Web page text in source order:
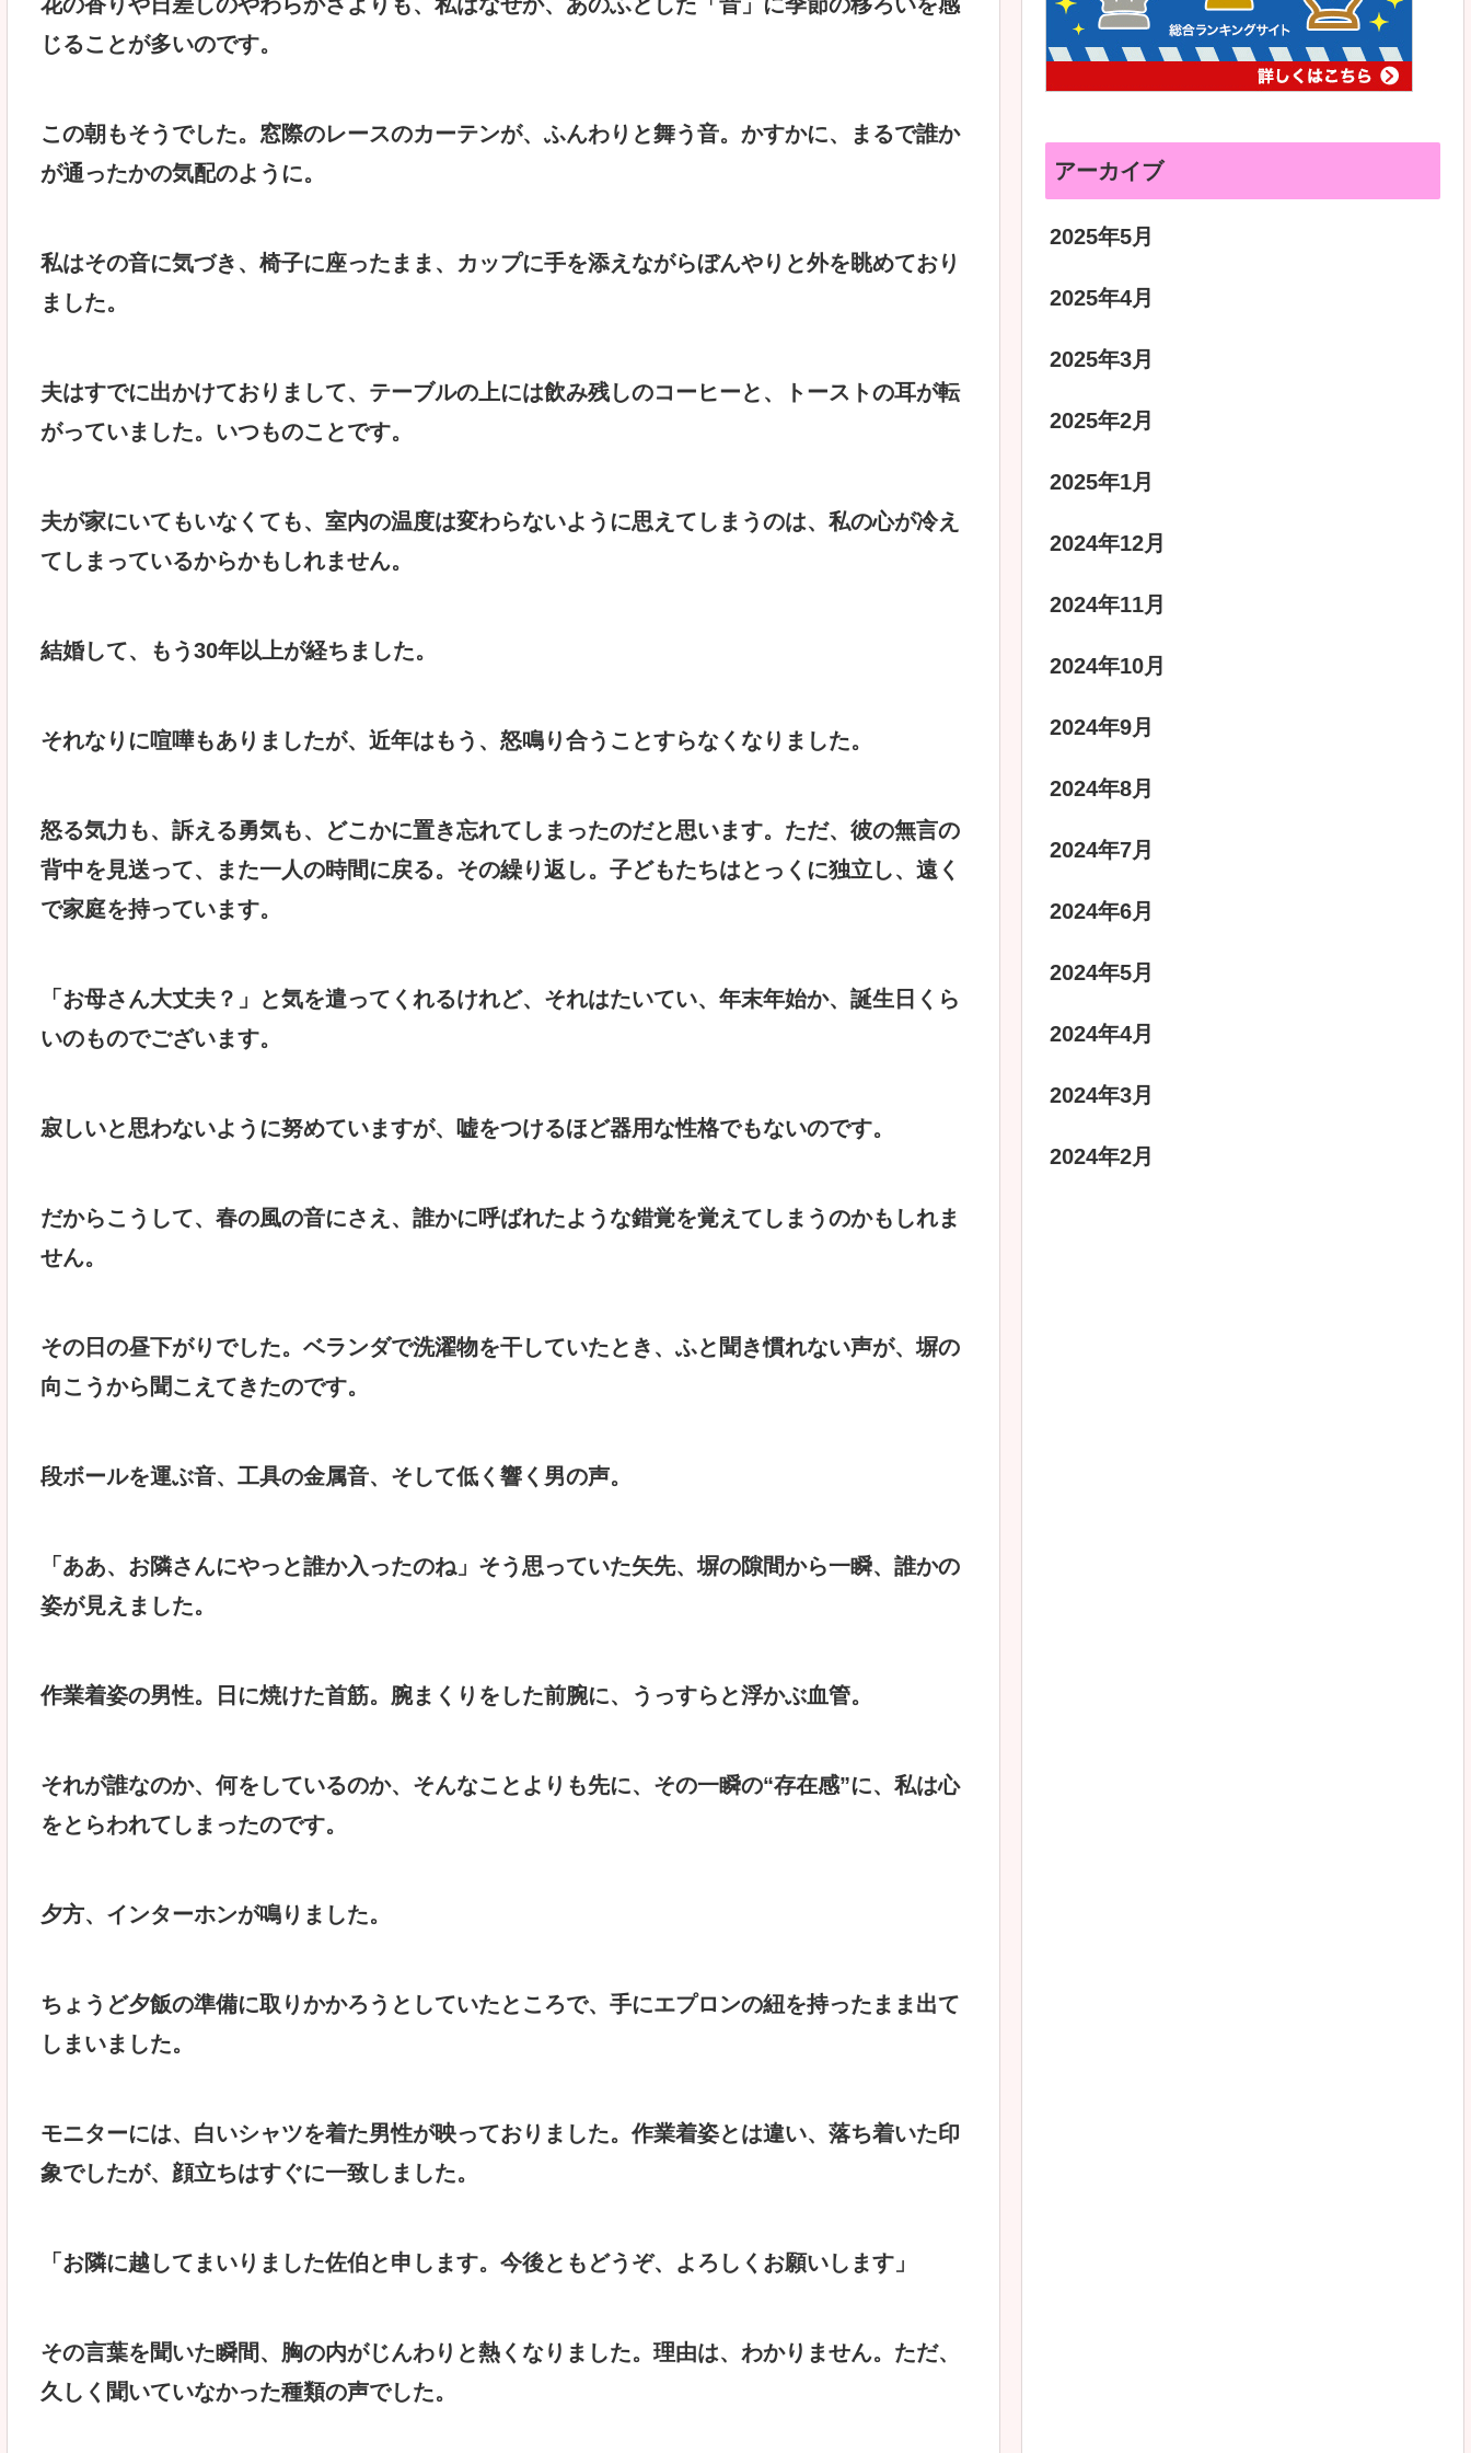
じることが多いのです。
この朝もそうでした。窓際のレースのカーテンが、ふんわりと舞う音。かすかに、まるで誰か
が通ったかの気配のように。
私はその音に気づき、椅子に座ったまま、カップに手を添えながらぼんやりと外を眺めており
ました。
夫はすでに出かけておりまして、テーブルの上には飲み残しのコーヒーと、トーストの耳が転
がっていました。いつものことです。
夫が家にいてもいなくても、室内の温度は変わらないように思えてしまうのは、私の心が冷え
てしまっているからかもしれません。
結婚して、もう30年以上が経ちました。
それなりに喧嘩もありましたが、近年はもう、怒鳴り合うことすらなくなりました。
怒る気力も、訴える勇気も、どこかに置き忘れてしまったのだと思います。ただ、彼の無言の
背中を見送って、また一人の時間に戻る。その繰り返し。子どもたちはとっくに独立し、遠く
で家庭を持っています。
「お母さん大丈夫？」と気を遣ってくれるけれど、それはたいてい、年末年始か、誕生日くら
いのものでございます。
寂しいと思わないように努めていますが、嘘をつけるほど器用な性格でもないのです。
だからこうして、春の風の音にさえ、誰かに呼ばれたような錯覚を覚えてしまうのかもしれま
せん。
その日の昼下がりでした。ベランダで洗濯物を干していたとき、ふと聞き慣れない声が、塀の
向こうから聞こえてきたのです。
段ボールを運ぶ音、工具の金属音、そして低く響く男の声。
「ああ、お隣さんにやっと誰か入ったのね」そう思っていた矢先、塀の隙間から一瞬、誰かの
姿が見えました。
作業着姿の男性。日に焼けた首筋。腕まくりをした前腕に、うっすらと浮かぶ血管。
それが誰なのか、何をしているのか、そんなことよりも先に、その一瞬の“存在感”に、私は心
をとらわれてしまったのです。
夕方、インターホンが鳴りました。
ちょうど夕飯の準備に取りかかろうとしていたところで、手にエプロンの紐を持ったまま出て
しまいました。
モニターには、白いシャツを着た男性が映っておりました。作業着姿とは違い、落ち着いた印
象でしたが、顔立ちはすぐに一致しました。
「お隣に越してまいりました佐伯と申します。今後ともどうぞ、よろしくお願いします」
その言葉を聞いた瞬間、胸の内がじんわりと熱くなりました。理由は、わかりません。ただ、
久しく聞いていなかった種類の声でした。
アーカイブ
2025年5月
2025年4月
2025年3月
2025年2月
2025年1月
2024年12月
2024年11月
2024年10月
2024年9月
2024年8月
2024年7月
2024年6月
2024年5月
2024年4月
2024年3月
2024年2月